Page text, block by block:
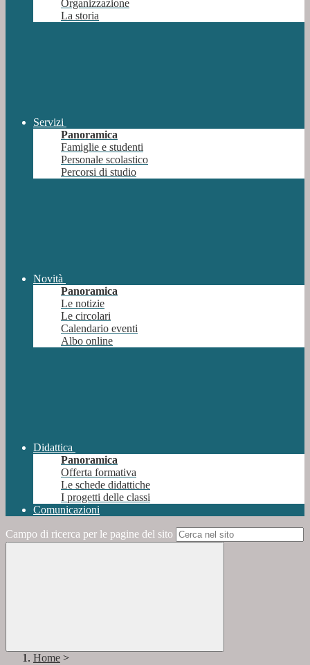
Organizzazione
La storia
Servizi
Panoramica
Famiglie e studenti
Personale scolastico
Percorsi di studio
Novità
Panoramica
Le notizie
Le circolari
Calendario eventi
Albo online
Didattica
Panoramica
Offerta formativa
Le schede didattiche
I progetti delle classi
Comunicazioni
Campo di ricerca per le pagine del sito
Home >